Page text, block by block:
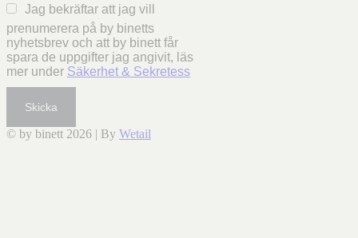
Jag bekräftar att jag vill
prenumerera på by binetts
nyhetsbrev och att by binett får
spara de uppgifter jag angivit, läs
mer under Säkerhet & Sekretess
Skicka
© by binett 2026 | By Wetail